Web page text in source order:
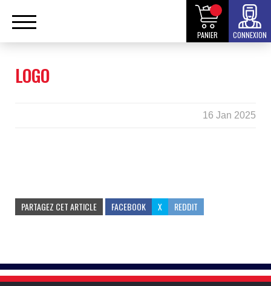
PANIER CONNEXION
LOGO
16 Jan 2025
PARTAGEZ CET ARTICLE FACEBOOK X REDDIT